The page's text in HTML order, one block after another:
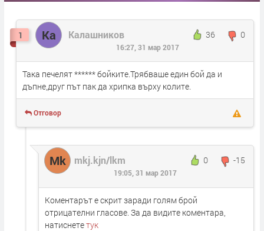
1 Ка Калашников 36 0
16:27, 31 мар 2017
Така печелят ****** бойките.Трябваше един бой да и
дъпне,друг път пак да хрипка върху колите.
Отговор
Mk mkj.kjn/lkm 0 -15
19:05, 31 мар 2017
Коментарът е скрит заради голям брой
отрицателни гласове. За да видите коментара,
натиснететук